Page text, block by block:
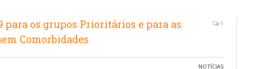
para os grupos Prioritários e para as
Comorbidades
0
NOTÍCIAS